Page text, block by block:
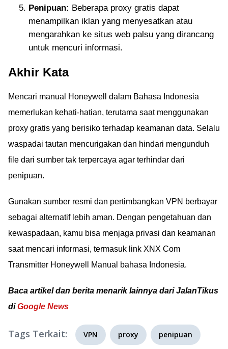
Penipuan: Beberapa proxy gratis dapat
menampilkan iklan yang menyesatkan atau
mengarahkan ke situs web palsu yang dirancang
untuk mencuri informasi.
Akhir Kata
Mencari manual Honeywell dalam Bahasa Indonesia
memerlukan kehati-hatian, terutama saat menggunakan
proxy gratis yang berisiko terhadap keamanan data. Selalu
waspadai tautan mencurigakan dan hindari mengunduh
file dari sumber tak terpercaya agar terhindar dari
penipuan.
Gunakan sumber resmi dan pertimbangkan VPN berbayar
sebagai alternatif lebih aman. Dengan pengetahuan dan
kewaspadaan, kamu bisa menjaga privasi dan keamanan
saat mencari informasi, termasuk link XNX Com
Transmitter Honeywell Manual bahasa Indonesia.
Baca artikel dan berita menarik lainnya dari JalanTikus
diGoogle News
Tags Terkait: VPN proxy penipuan